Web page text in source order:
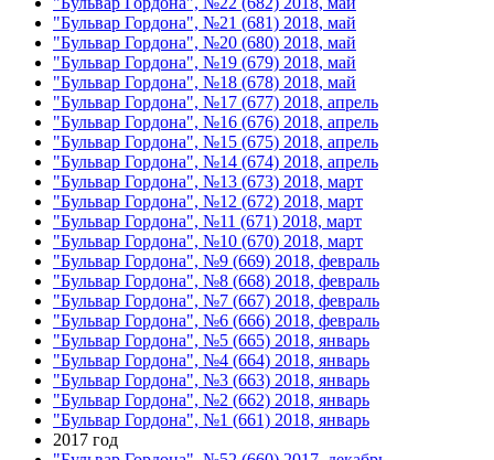
"Бульвар Гордона", №21 (681) 2018, май
"Бульвар Гордона", №20 (680) 2018, май
"Бульвар Гордона", №19 (679) 2018, май
"Бульвар Гордона", №18 (678) 2018, май
"Бульвар Гордона", №17 (677) 2018, апрель
"Бульвар Гордона", №16 (676) 2018, апрель
"Бульвар Гордона", №15 (675) 2018, апрель
"Бульвар Гордона", №14 (674) 2018, апрель
"Бульвар Гордона", №13 (673) 2018, март
"Бульвар Гордона", №12 (672) 2018, март
"Бульвар Гордона", №11 (671) 2018, март
"Бульвар Гордона", №10 (670) 2018, март
"Бульвар Гордона", №9 (669) 2018, февраль
"Бульвар Гордона", №8 (668) 2018, февраль
"Бульвар Гордона", №7 (667) 2018, февраль
"Бульвар Гордона", №6 (666) 2018, февраль
"Бульвар Гордона", №5 (665) 2018, январь
"Бульвар Гордона", №4 (664) 2018, январь
"Бульвар Гордона", №3 (663) 2018, январь
"Бульвар Гордона", №2 (662) 2018, январь
"Бульвар Гордона", №1 (661) 2018, январь
2017 год